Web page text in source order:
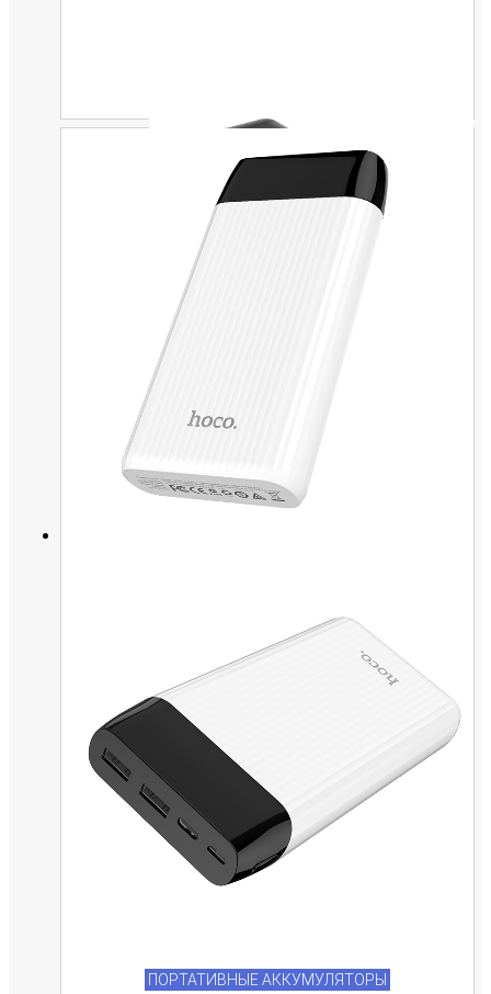
ПОРТАТИВНЫЕ АККУМУЛЯТОРЫ